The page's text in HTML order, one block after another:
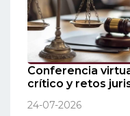
Conferencia
crítico y retos
24-07-2026